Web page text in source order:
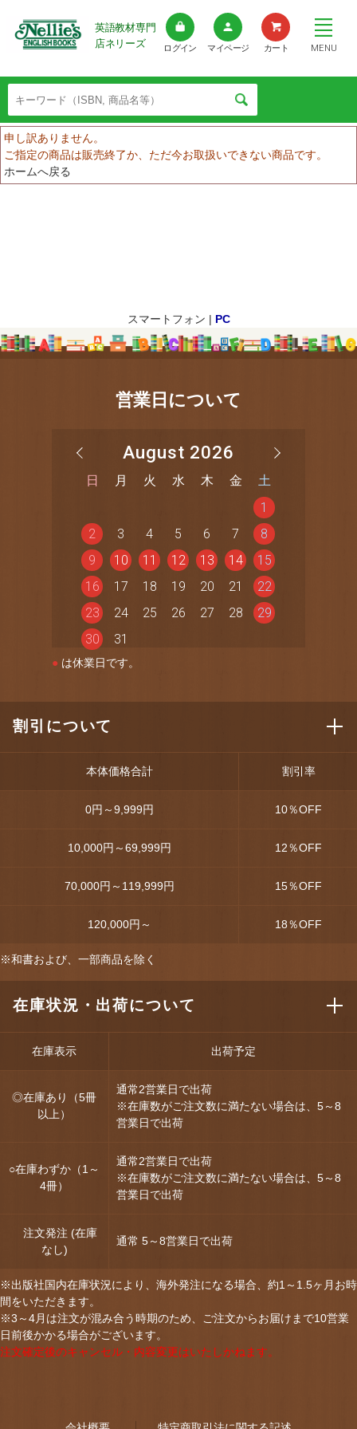
英語教材専門
店ネリーズ
ログイン マイページ カート MENU
申し訳ありません。
ご指定の商品は販売終了か、ただ今お取扱いできない商品です。
ホームへ戻る
スマートフォン | PC
営業日について
August 2026
日 月 火 水 木 金
土
1
2
3 4 5 6 7
8
9
10 11 12 13 14
15
16
17 18 19 20 21
22
23
24 25 26 27 28
29
30
31
● は休業日です。
割引について
本体価格合計 割引率
0円～9,999円 10％OFF
10,000円～69,999円 12％OFF
70,000円～119,999円 15％OFF
120,000円～ 18％OFF
※和書および、一部商品を除く
在庫状況・出荷について
在庫表示 出荷予定
◎在庫あり（5冊
以上）
通常2営業日で出荷
※在庫数がご注文数に満たない場合は、5～8
営業日で出荷
○在庫わずか（1～
4冊）
通常2営業日で出荷
※在庫数がご注文数に満たない場合は、5～8
営業日で出荷
注文発注 (在庫
なし)
通常 5～8営業日で出荷
※出版社国内在庫状況により、海外発注になる場合、約1～1.5ヶ月お時
間をいただきます。
※3～4月は注文が混み合う時期のため、ご注文からお届けまで10営業
日前後かかる場合がございます。
注文確定後のキャンセル・内容変更はいたしかねます。